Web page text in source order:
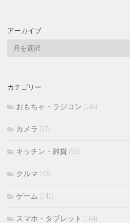
アーカイブ
ブ
カテゴリー
おもちゃ・ラジコン (146)
カメラ (37)
キッチン・雑貨 (55)
クルマ (72)
ゲーム (141)
スマホ・タブレット (104)